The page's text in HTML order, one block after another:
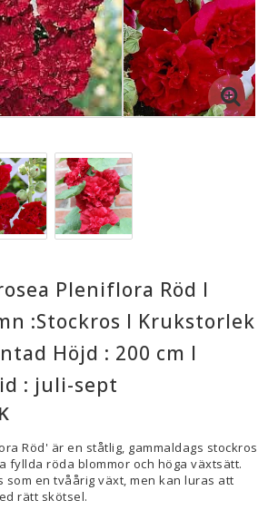
Pleniflora Röd I
:Stockros I Krukstorlek
Höjd : 200 cm I
: juli-sept
Röd' är en ståtlig, gammaldags stockros
fyllda röda blommor och höga växtsätt.
som en tvåårig växt, men kan luras att
rätt skötsel.